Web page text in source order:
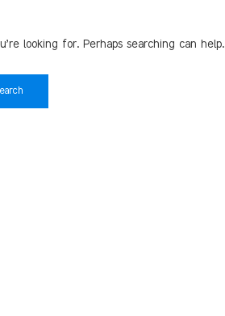
looking for. Perhaps searching can help.